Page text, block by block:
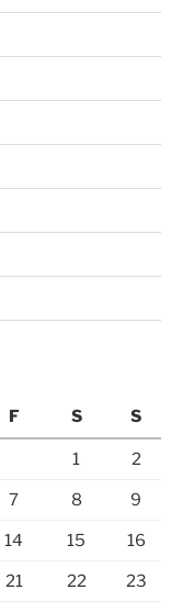
F S S
1 2
7 8 9
14 15 16
21 22 23